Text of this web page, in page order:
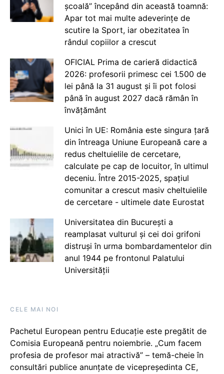
școală” începând din această toamnă:
Apar tot mai multe adeverințe de
scutire la Sport, iar obezitatea în
rândul copiilor a crescut
OFICIAL Prima de carieră didactică
2026: profesorii primesc cei 1.500 de
lei până la 31 august și îi pot folosi
până în august 2027 dacă rămân în
învățământ
Unici în UE: România este singura țară
din întreaga Uniune Europeană care a
redus cheltuielile de cercetare,
calculate pe cap de locuitor, în ultimul
deceniu. Între 2015-2025, spațiul
comunitar a crescut masiv cheltuielile
de cercetare - ultimele date Eurostat
Universitatea din București a
reamplasat vulturul și cei doi grifoni
distruși în urma bombardamentelor din
anul 1944 pe frontonul Palatului
Universității
CELE MAI NOI
Pachetul European pentru Educație este pregătit de
Comisia Europeană pentru noiembrie. „Cum facem
profesia de profesor mai atractivă” – temă-cheie în
consultări publice anunțate de vicepreședinta CE,